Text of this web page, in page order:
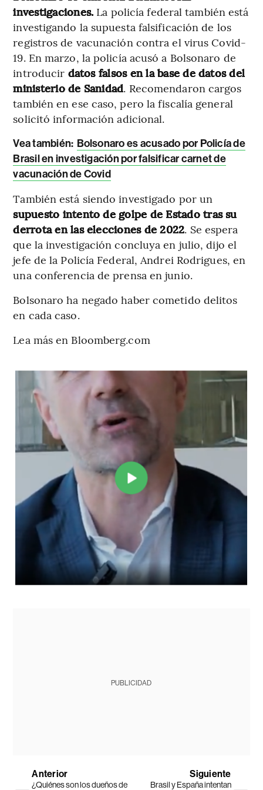
investigaciones. La policía federal también está
investigando la supuesta falsificación de los
registros de vacunación contra el virus Covid-
19. En marzo, la policía acusó a Bolsonaro de
introducir datos falsos en la base de datos del
ministerio de Sanidad. Recomendaron cargos
también en ese caso, pero la fiscalía general
solicitó información adicional.
Vea también: Bolsonaro es acusado por Policía de
Brasil en investigación por falsificar carnet de
vacunación de Covid
También está siendo investigado por un
supuesto intento de golpe de Estado tras su
derrota en las elecciones de 2022. Se espera
que la investigación concluya en julio, dijo el
jefe de la Policía Federal, Andrei Rodrigues, en
una conferencia de prensa en junio.
Bolsonaro ha negado haber cometido delitos
en cada caso.
Lea más en Bloomberg.com
PUBLICIDAD
Anterior
¿Quiénes son los dueños de
Siguiente
Brasil y España intentan